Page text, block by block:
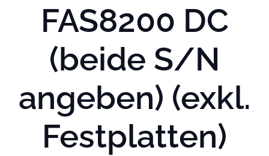
FAS8200 DC
(beide S/N
angeben) (exkl.
Festplatten)